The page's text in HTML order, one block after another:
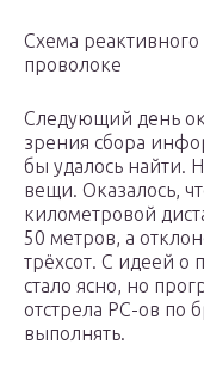
Схема реактивного
проволоке
Следующий день
зрения сбора
бы удалось найти.
вещи. Оказалось,
километровой
50 метров, а
трёхсот. С идеей о
стало ясно, но
отстрела РС-ов по
выполнять.